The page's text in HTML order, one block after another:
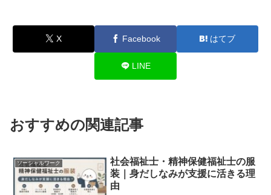
X Facebook はてブ
LINE
おすすめの関連記事
ソーシャルワーク
社会福祉士・精神保健福祉士の服
装｜身だしなみが支援に活きる理
由